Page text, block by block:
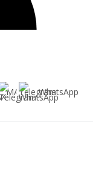
MAXTelegramWhatsApp